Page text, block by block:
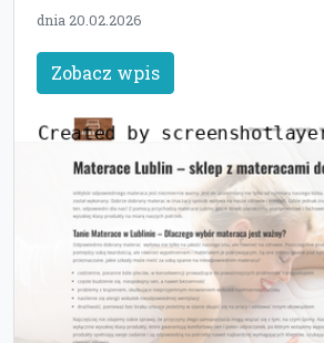
dnia 20.02.2026
Zobacz wpis